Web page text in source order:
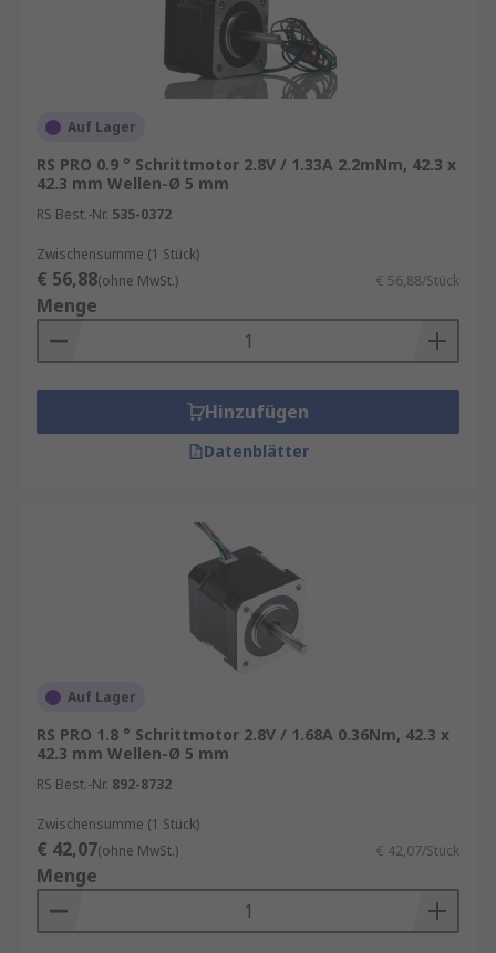
Anwendungen von Schrittmotoren
Schrittmotoren kommen in vielen Bereichen zum
Einsatz, in denen präzise lineare oder rotierende
Bewegungen erforderlich sind. Typische
Anwendungen:
Automatisierung & Maschinenbau
Roboterarme & Greifsysteme
Kameraschlitten & Pan‑Tilt‑Systeme
Plotter & Beschriftungsmaschinen
Verpackungsanlagen
Modellbau & Prototyping
Um den richtigen Motor zu finden, sollten Sie
folgende Faktoren berücksichtigen:
Baugröße (z. B. NEMA 17 oder NEMA 23): Sie
bestimmt das Flanschmaß und ist
entscheidend für die mechanische
Kompatibilität.
Drehmoment: Höheres Drehmoment
bedeutet kräftigere Bewegungen und
bessere Haltekraft.
Schrittwinkel: Typisch: 1,8° (200
Schritte/Umdrehung) oder 0,9° (400
Schritte/Umdrehung). Kleinere Winkel =
höhere Präzision.
Stromaufnahme & Spannung: Diese Werte
Auf Lager
RS PRO 0.9 ° Schrittmotor 2.8V / 1.33A 2.2mNm, 42.3 x
42.3 mm Wellen-Ø 5 mm
RS Best.-Nr. 535-0372
Zwischensumme (1 Stück)
€ 56,88(ohne MwSt.) € 56,88/Stück
Menge
Hinzufügen
Datenblätter
Auf Lager
RS PRO 1.8 ° Schrittmotor 2.8V / 1.68A 0.36Nm, 42.3 x
42.3 mm Wellen-Ø 5 mm
RS Best.-Nr. 892-8732
Zwischensumme (1 Stück)
€ 42,07(ohne MwSt.) € 42,07/Stück
Menge